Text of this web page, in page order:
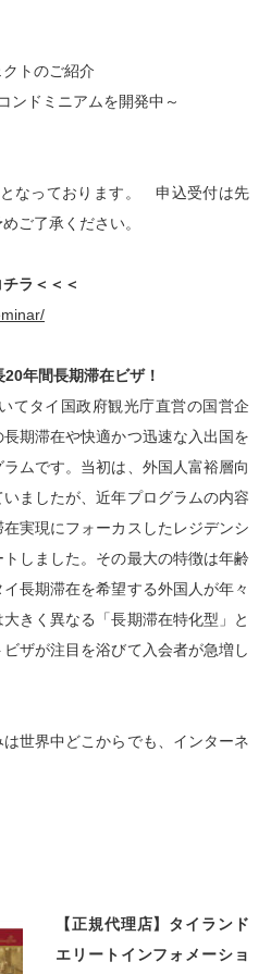
トのご紹介
ンドミニアムを開発中～
なっております。 申込受付は先
ご了承ください。
ラ＜＜＜
年間長期滞在ビザ！
てタイ国政府観光庁直営の国営企
期滞在や快適かつ迅速な入出国を
ムです。当初は、外国人富裕層向
ましたが、近年プログラムの内容
実現にフォーカスしたレジデンシ
しました。その最大の特徴は年齢
長期滞在を希望する外国人が年々
きく異なる「長期滞在特化型」と
ザが注目を浴びて入会者が急増し
世界中どこからでも、インターネ
【正規代理店】タイランド
エリートインフォメーショ